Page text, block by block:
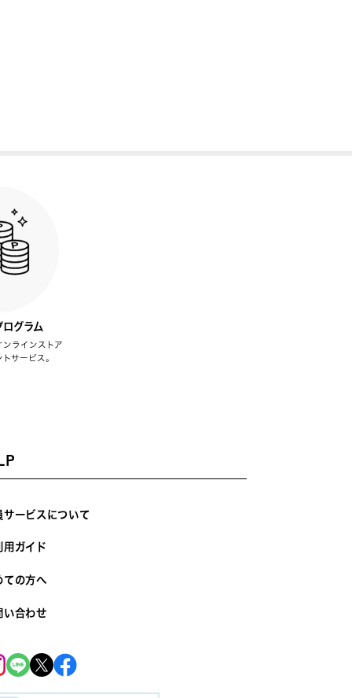
ログラム
ラインストア
サービス。
サービスについて
用ガイド
ての方へ
い合わせ